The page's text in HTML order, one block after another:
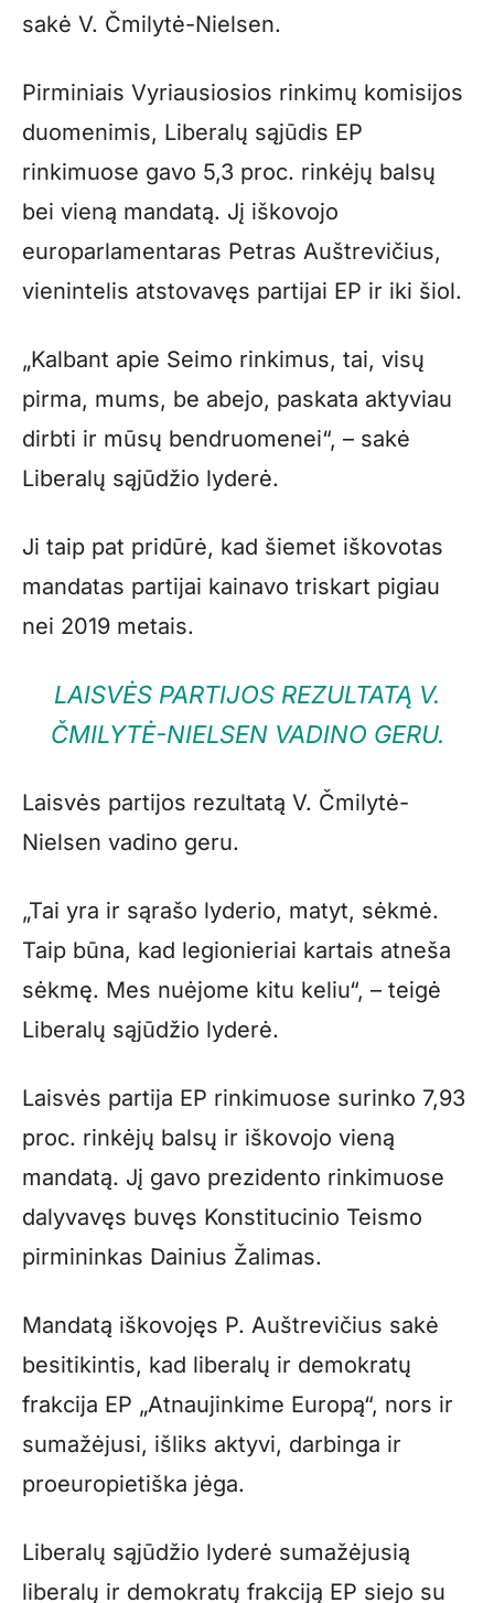
sakė V. Čmilytė-Nielsen.
Pirminiais Vyriausiosios rinkimų komisijos
duomenimis, Liberalų sąjūdis EP
rinkimuose gavo 5,3 proc. rinkėjų balsų
bei vieną mandatą. Jį iškovojo
europarlamentaras Petras Auštrevičius,
vienintelis atstovavęs partijai EP ir iki šiol.
„Kalbant apie Seimo rinkimus, tai, visų
pirma, mums, be abejo, paskata aktyviau
dirbti ir mūsų bendruomenei“, – sakė
Liberalų sąjūdžio lyderė.
Ji taip pat pridūrė, kad šiemet iškovotas
mandatas partijai kainavo triskart pigiau
nei 2019 metais.
LAISVĖS PARTIJOS REZULTATĄ V.
ČMILYTĖ-NIELSEN VADINO GERU.
Laisvės partijos rezultatą V. Čmilytė-
Nielsen vadino geru.
„Tai yra ir sąrašo lyderio, matyt, sėkmė.
Taip būna, kad legionieriai kartais atneša
sėkmę. Mes nuėjome kitu keliu“, – teigė
Liberalų sąjūdžio lyderė.
Laisvės partija EP rinkimuose surinko 7,93
proc. rinkėjų balsų ir iškovojo vieną
mandatą. Jį gavo prezidento rinkimuose
dalyvavęs buvęs Konstitucinio Teismo
pirmininkas Dainius Žalimas.
Mandatą iškovojęs P. Auštrevičius sakė
besitikintis, kad liberalų ir demokratų
frakcija EP „Atnaujinkime Europą“, nors ir
sumažėjusi, išliks aktyvi, darbinga ir
proeuropietiška jėga.
Liberalų sąjūdžio lyderė sumažėjusią
liberalų ir demokratų frakciją EP siejo su